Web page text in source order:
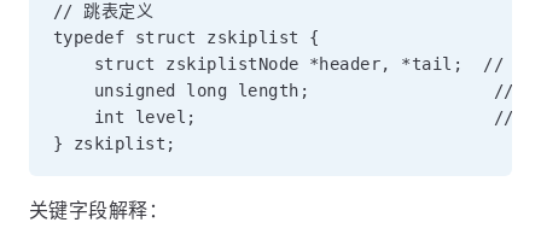
// 跳表定义
typedef struct zskiplist {
struct zskiplistNode *header, *tail;  // 头
unsigned long length;                  // 节
int level;                             // 最
关键字段解释：